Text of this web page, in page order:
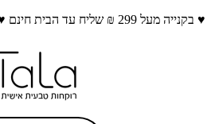
♥ בקנייה מעל 299 ₪ שליח עד הבית חינם ♥